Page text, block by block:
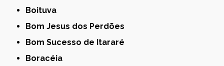
Boituva
Bom Jesus dos Perdões
Bom Sucesso de Itararé
Boracéia